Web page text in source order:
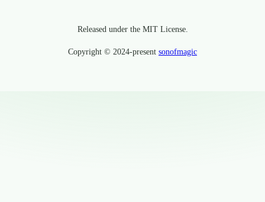
Released under the MIT License.
Copyright © 2024-present sonofmagic